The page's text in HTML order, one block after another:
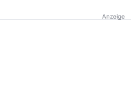
Anzeige